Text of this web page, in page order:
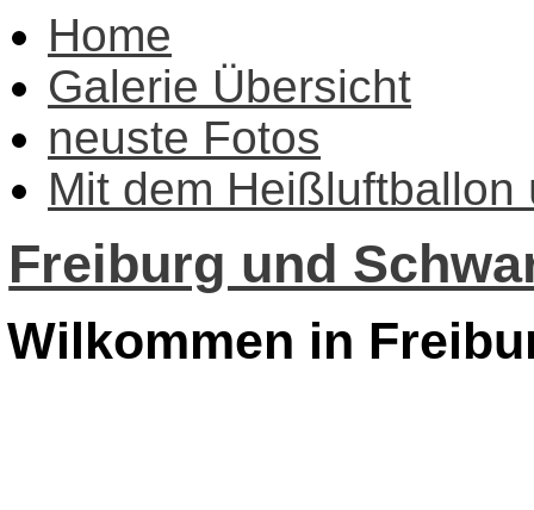
Home
Galerie Übersicht
neuste Fotos
Mit dem Heißluftballon
Freiburg und
Wilkommen in